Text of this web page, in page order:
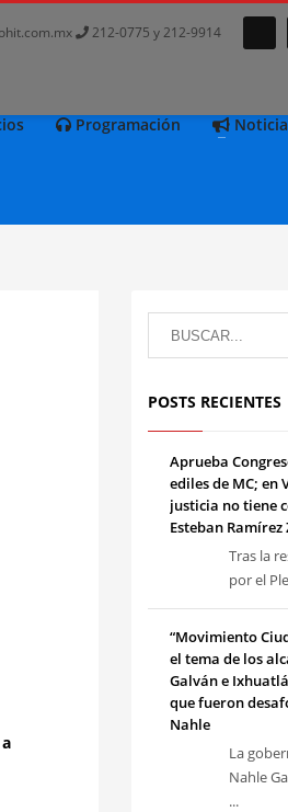
212-0775 y 212-9914
Programación
POSTS RECIENTES
Aprueba
ediles de MC; en
justicia no tiene
Esteban Ramírez
Tras la
por el
“Movimiento
el tema de los
Galván e
que fueron
Nahle
La
Nahle
...